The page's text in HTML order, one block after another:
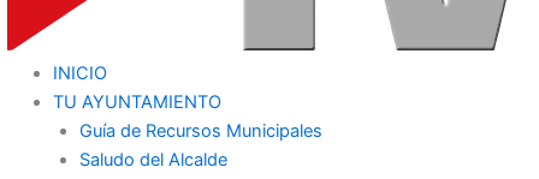
INICIO
TU AYUNTAMIENTO
Guía de Recursos Municipales
Saludo del Alcalde